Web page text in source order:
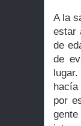
A la
estar
de
de
hacía
por